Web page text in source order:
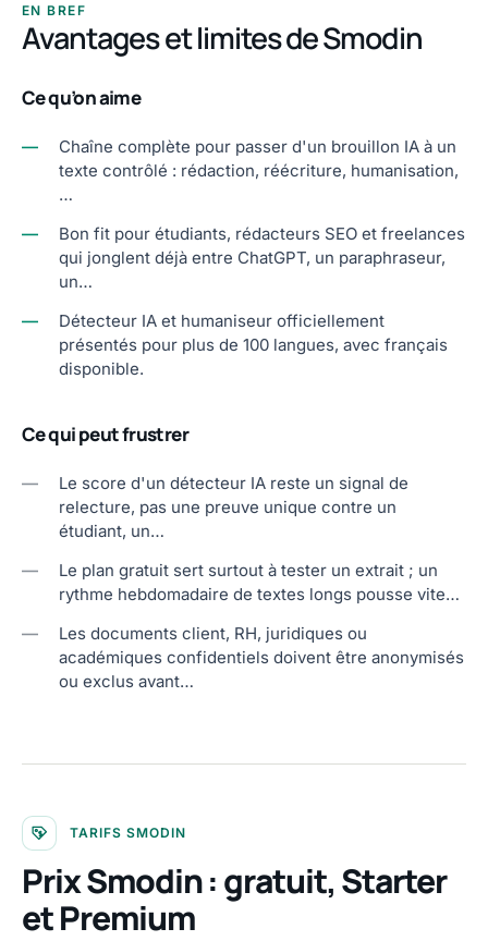
EN BREF
Avantages et limites de Smodin
Ce qu’on aime
—
Chaîne complète pour passer d'un brouillon IA à un
texte contrôlé : rédaction, réécriture, humanisation,
…
—
Bon fit pour étudiants, rédacteurs SEO et freelances
qui jonglent déjà entre ChatGPT, un paraphraseur,
un…
—
Détecteur IA et humaniseur officiellement
présentés pour plus de 100 langues, avec français
disponible.
Ce qui peut frustrer
—
Le score d'un détecteur IA reste un signal de
relecture, pas une preuve unique contre un
étudiant, un…
—
Le plan gratuit sert surtout à tester un extrait ; un
rythme hebdomadaire de textes longs pousse vite…
—
Les documents client, RH, juridiques ou
académiques confidentiels doivent être anonymisés
ou exclus avant…
TARIFS SMODIN
Prix Smodin : gratuit, Starter
et Premium